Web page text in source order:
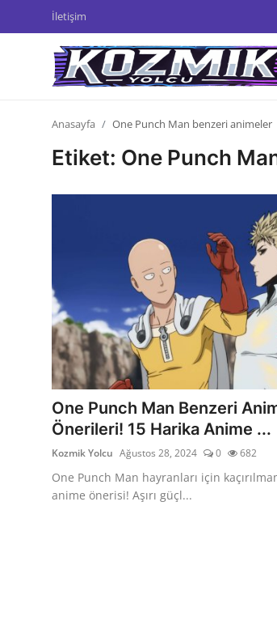
İletişim
Anime Karakterleri
Dizi & Film
Testler
Anasayfa One Punch Man benzeri animeler
Etiket: One Punch
One Punch Man Benzeri
Önerileri! 15 Harika Anime ...
Kozmik Yolcu Ağustos 28, 2024 0 682
One Punch Man hayranları için
anime önerisi! Aşırı güçl...